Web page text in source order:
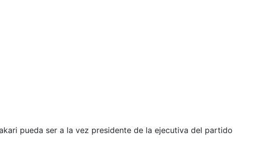
pueda ser a la vez presidente de la ejecutiva del partido